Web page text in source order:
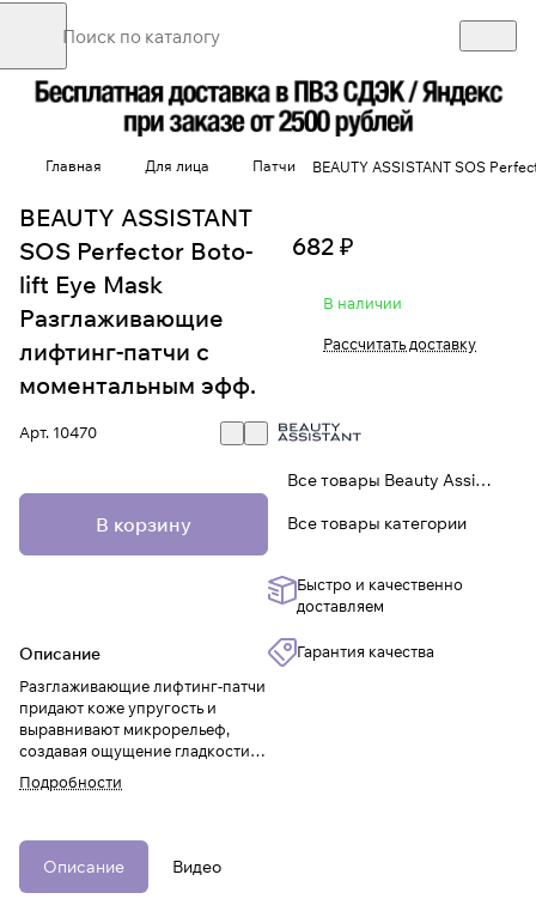
Главная Для лица Патчи BEAUTY ASSISTANT SOS
BEAUTY ASSISTANT
SOS Perfector Boto-
lift Eye Mask
Разглаживающие
лифтинг-патчи с
моментальным эфф.
Арт. 10470
В корзину
Описание
Разглаживающие лифтинг-патчи
придают коже упругость и
выравнивают микрорельеф,
создавая ощущение гладкости и
Подробности
682 ₽
В наличии
Рассчитать доставку
Все товары Beauty Assistant
Все товары категории
Быстро и качественно
доставляем
Гарантия качества
Описание Видео